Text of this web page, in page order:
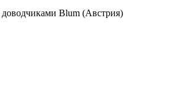
Blum (Австрия)